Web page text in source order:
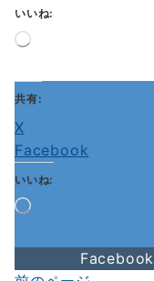
いいね:
読
み
中…
共有:
X
Facebook
いいね:
読
中…
Facebook